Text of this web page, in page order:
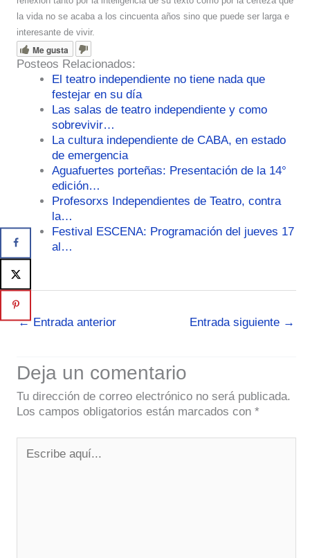
la vida no se acaba a los cincuenta años sino que puede ser larga e
interesante de vivir.
Me gusta
Posteos Relacionados:
El teatro independiente no tiene nada que
festejar en su día
Las salas de teatro independiente y como
sobrevivir…
La cultura independiente de CABA, en estado
de emergencia
Aguafuertes porteñas: Presentación de la 14°
edición…
Profesorxs Independientes de Teatro, contra
la…
Festival ESCENA: Programación del jueves 17
al…
←Entrada anterior Entrada siguiente →
Deja un comentario
Tu dirección de correo electrónico no será publicada.
Los campos obligatorios están marcados con *
aquí...